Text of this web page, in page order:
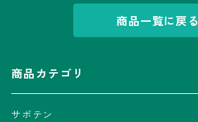
商品一覧に戻る
商品カテゴリ
サボテン